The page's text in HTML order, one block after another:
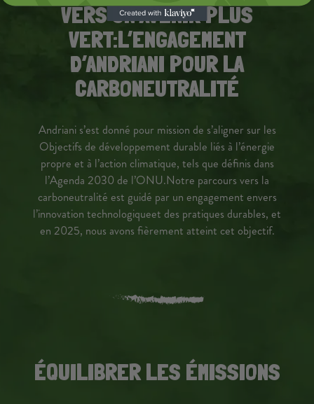
VERS UN AVENIR PLUS
VERT:L’ENGAGEMENT
D’ANDRIANI POUR LA
CARBONEUTRALITÉ
Andriani s’est donné pour mission de s’aligner sur les
Objectifs de développement durable liés à l’énergie
propre et à l’action climatique, tels que définis dans
l’Agenda 2030 de l’ONU.Notre parcours vers la
carboneutralité est guidé par un engagement envers
l’innovation technologiqueet des pratiques durables, et
en 2025, nous avons fièrement atteint cet objectif.
ÉQUILIBRER LES ÉMISSIONS